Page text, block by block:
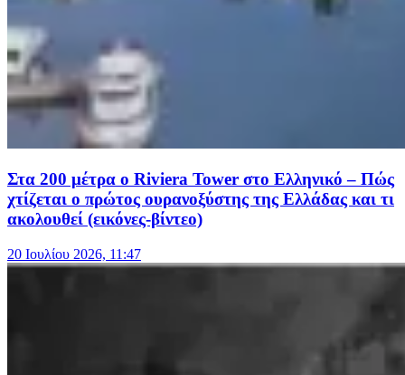
Στα 200 μέτρα ο Riviera Tower στο Ελληνικό – Πώς
χτίζεται ο πρώτος ουρανοξύστης της Ελλάδας και τι
ακολουθεί (εικόνες-βίντεο)
20 Ιουλίου 2026, 11:47